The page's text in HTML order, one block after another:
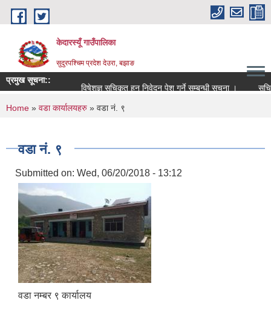
Skip to main content
केदारस्यूँ गाउँपालिका
सुदुरपश्चिम प्रदेश देउरा, बझाङ
प्रमुख सूचना::
विषेशज्ञ सूचिकृत हुन निवेदन पेश गर्ने सम्बन्धी सूचना ।
सूचिकृत
You are here
Home » वडा कार्यालयहरु » वडा नं. ९
वडा नं. ९
Submitted on: Wed, 06/20/2018 - 13:12
वडा नम्बर ९ कार्यालय